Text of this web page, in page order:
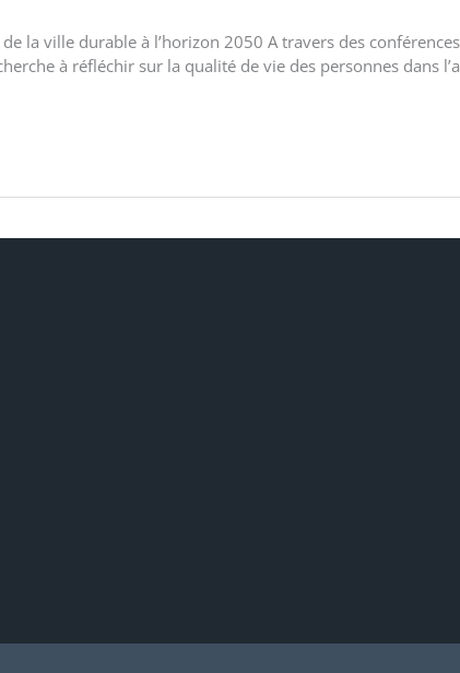
la ville durable à l’horizon 2050 A travers des
à réfléchir sur la qualité de vie des personnes dans